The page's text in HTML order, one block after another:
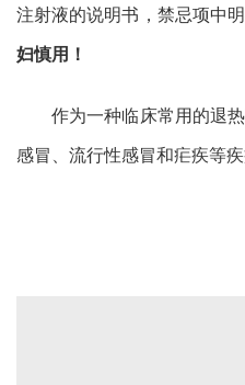
注射液的说明书，禁忌项中明
妇慎用！
作为一种临床常用的退热
感冒、流行性感冒和疟疾等疾